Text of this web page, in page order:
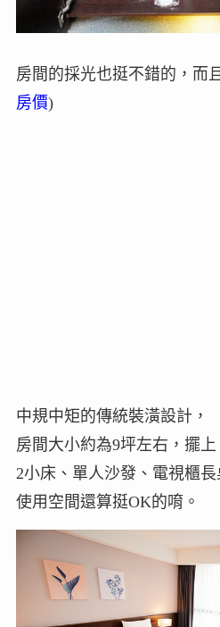
房間的採光也挺不錯的，而
房價)
中規中矩的傳統裝潢設計，
房間大小約為9坪左右，擺上
2小床、單人沙發、電視櫃長
使用空間還算挺OK的唷。